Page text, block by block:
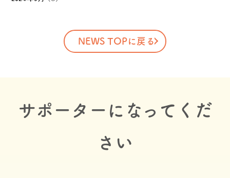
NEWS TOPに戻る
サポーターになってくだ
さい